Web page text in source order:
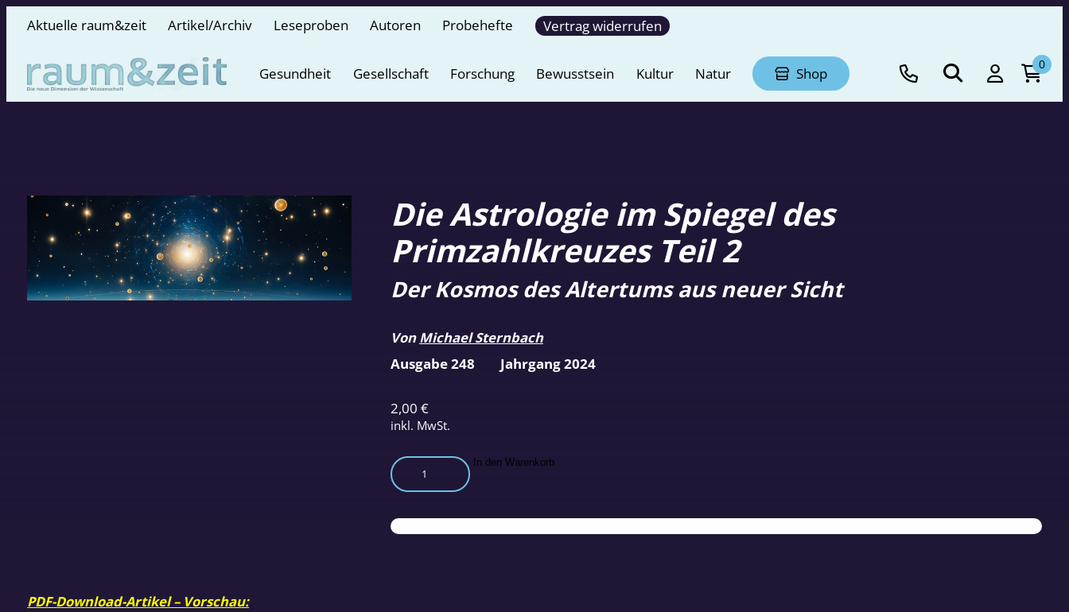
Aktuelle raum&zeit Artikel/Archiv Leseproben Autoren Probehefte Vertrag widerrufen
Gesundheit Gesellschaft Forschung Bewusstsein Kultur Natur Shop
0
Die Astrologie im Spiegel des
Primzahlkreuzes Teil 2
2,00 €
inkl. MwSt.
Der Kosmos des Altertums aus neuer Sicht
VonMichael Sternbach
Die
Astrologie
Spiegel
des
In den Warenkorb
Ausgabe 248 Jahrgang 2024
PDF-Download-Artikel – Vorschau: